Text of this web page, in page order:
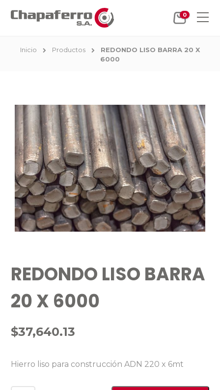
0
Inicio Productos
REDONDO LISO BARRA 20 X
6000
REDONDO LISO BARRA
20 X 6000
$37,640.13
Hierro liso para construcción ADN 220 x 6mt